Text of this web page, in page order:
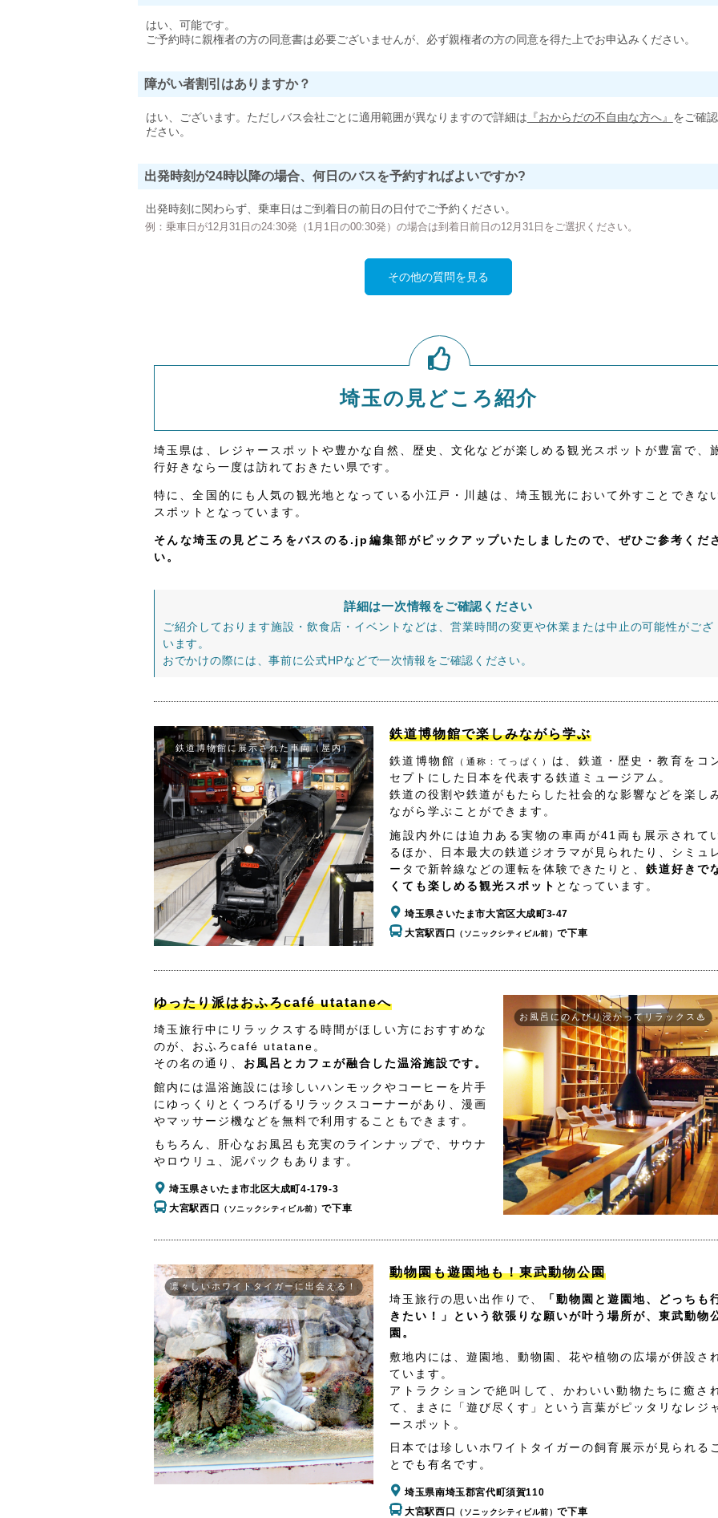
はい、可能です。
ご予約時に親権者の方の同意書は必要ございませんが、必ず親権者の方の同意を得た上でお申込みください。
障がい者割引はありますか？
はい、ございます。ただしバス会社ごとに適用範囲が異なりますので詳細は 『おからだの不自由な方へ』 をご確
ださい。
出発時刻が24時以降の場合、何日のバスを予約すればよいですか?
出発時刻に関わらず、乗車日はご到着日の前日の日付でご予約ください。
例：乗車日が12月31日の24:30発（1月1日の00:30発）の場合は到着日前日の12月31日をご選択ください。
その他の質問を見る
埼玉の見どころ紹介
埼玉県は、レジャースポットや豊かな自然、歴史、文化などが楽しめる観光スポットが豊富で、
行好きなら一度は訪れておきたい県です。
特に、全国的にも人気の観光地となっている小江戸・川越は、埼玉観光において外すことできな
スポットとなっています。
そんな埼玉の見どころをバスのる.jp編集部がピックアップいたしましたので、ぜひご参考くだ
い。
詳細は一次情報をご確認ください
ご紹介しております施設・飲食店・イベントなどは、営業時間の変更や休業または中止の可能性がござ
います。
おでかけの際には、事前に公式HPなどで一次情報をご確認ください。
鉄道博物館に展示された車両（屋内）
鉄道博物館で楽しみながら学ぶ
鉄道博物館 （通称：てっぱく） は、鉄道・歴史・教育をコ
セプトにした日本を代表する鉄道ミュージアム。
鉄道の役割や鉄道がもたらした社会的な影響などを楽し
ながら学ぶことができます。
施設内外には迫力ある実物の車両が41両も展示されて
るほか、日本最大の鉄道ジオラマが見られたり、シミュ
ータで新幹線などの運転を体験できたりと、 鉄道好きで
くても楽しめる観光スポット となっています。
埼玉県さいたま市大宮区大成町3-47
大宮駅西口
（ソニックシティビル前）で下車
ゆったり派はおふろcafé utataneへ
埼玉旅行中にリラックスする時間がほしい方におすすめな
のが、おふろcafé utatane。
その名の通り、 お風呂とカフェが融合した温浴施設です。
館内には温浴施設には珍しいハンモックやコーヒーを片手
にゆっくりとくつろげるリラックスコーナーがあり、漫画
やマッサージ機などを無料で利用することもできます。
もちろん、肝心なお風呂も充実のラインナップで、サウナ
やロウリュ、泥パックもあります。
埼玉県さいたま市北区大成町4-179-3
大宮駅西口
（ソニックシティビル前）で下車
お風呂にのんびり浸かってリラックス♨
凛々しいホワイトタイガーに出会える！
動物園も遊園地も！東武動物公園
埼玉旅行の思い出作りで、
「動物園と遊園地、どっちも
きたい！」という欲張りな願いが叶う場所が、東武動物
園。
敷地内には、遊園地、動物園、花や植物の広場が併設さ
ています。
アトラクションで絶叫して、かわいい動物たちに癒さ
て、まさに「遊び尽くす」という言葉がピッタリなレジ
ースポット。
日本では珍しいホワイトタイガーの飼育展示が見られる
とでも有名です。
埼玉県南埼玉郡宮代町須賀110
大宮駅西口
（ソニックシティビル前）で下車